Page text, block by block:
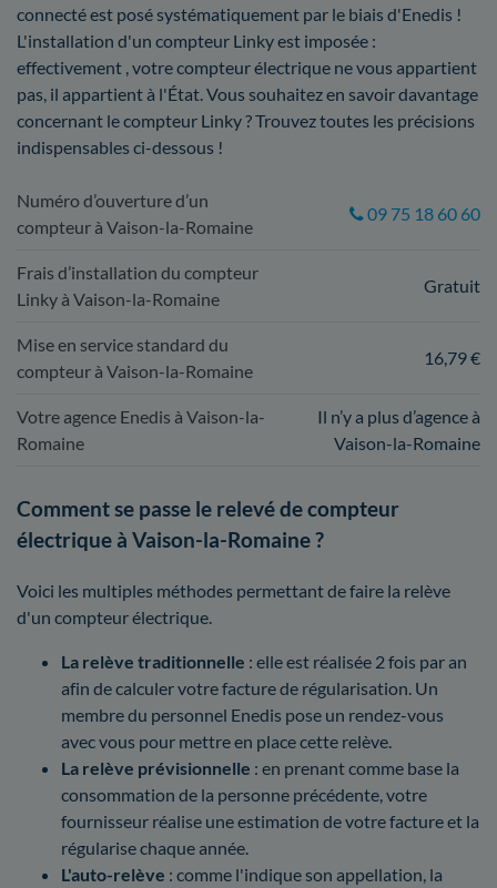
connecté est posé systématiquement par le biais d'Enedis !
L'installation d'un compteur Linky est imposée :
effectivement , votre compteur électrique ne vous appartient
pas, il appartient à l'État. Vous souhaitez en savoir davantage
concernant le compteur Linky ? Trouvez toutes les précisions
indispensables ci-dessous !
Numéro d’ouverture d’un
compteur à Vaison-la-Romaine
09 75 18 60 60
Frais d’installation du compteur
Linky à Vaison-la-Romaine
Gratuit
Mise en service standard du
compteur à Vaison-la-Romaine
16,79 €
Votre agence Enedis à Vaison-la-
Romaine
Il n’y a plus d’agence à
Vaison-la-Romaine
Comment se passe le relevé de compteur
électrique à Vaison-la-Romaine ?
Voici les multiples méthodes permettant de faire la relève
d'un compteur électrique.
La relève traditionnelle : elle est réalisée 2 fois par an
afin de calculer votre facture de régularisation. Un
membre du personnel Enedis pose un rendez-vous
avec vous pour mettre en place cette relève.
La relève prévisionnelle : en prenant comme base la
consommation de la personne précédente, votre
fournisseur réalise une estimation de votre facture et la
régularise chaque année.
L'auto-relève : comme l'indique son appellation, la